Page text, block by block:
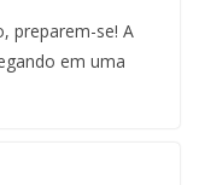
preparem-se! A
em uma